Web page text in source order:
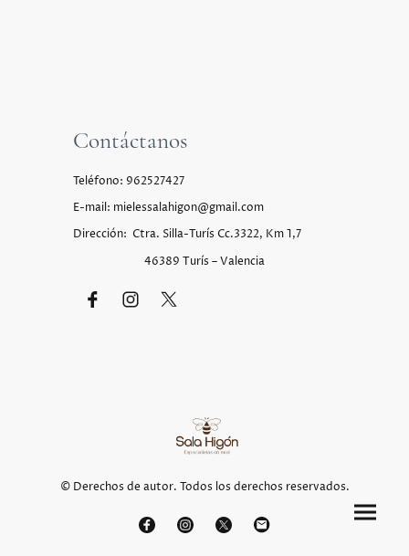
Contáctanos
Teléfono: 962527427
E-mail: mielessalahigon@gmail.com
Dirección: Ctra. Silla-Turís Cc.3322, Km 1,7
46389 Turís – Valencia
© Derechos de autor. Todos los derechos reservados.